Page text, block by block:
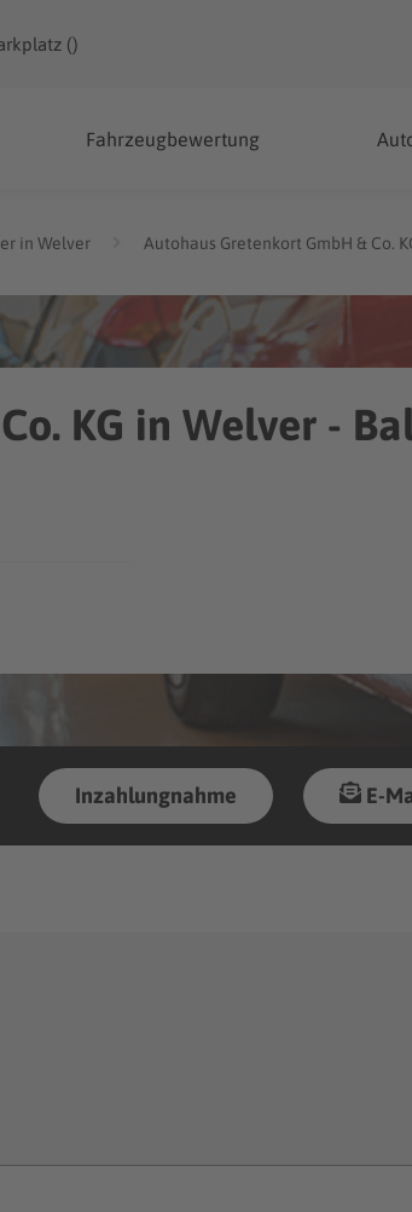
()
Fahrzeugbewertung
in Welver Autohaus Gretenkort GmbH & Co.
Inzahlungnahme E-
KG in Welver -